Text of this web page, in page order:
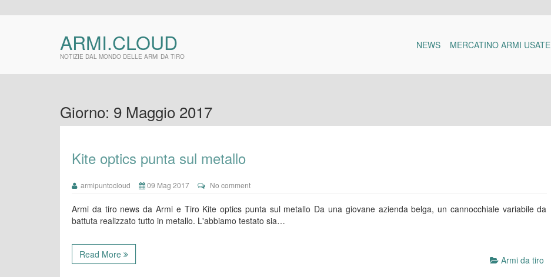
ARMI.CLOUD
NOTIZIE DAL MONDO DELLE ARMI DA TIRO
NEWS MERCATINO ARMI USATE
Giorno: 9 Maggio 2017
Kite optics punta sul metallo
armipuntocloud 09 Mag 2017 No comment
Armi da tiro news da Armi e Tiro Kite optics punta sul metallo Da una giovane azienda belga, un cannocchiale variabile da
battuta realizzato tutto in metallo. L'abbiamo testato sia…
Read More Armi da tiro